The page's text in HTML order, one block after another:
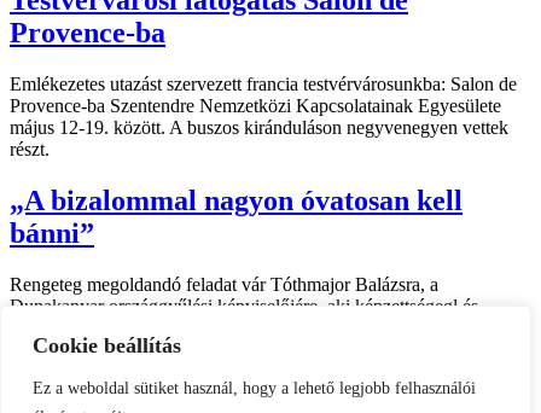
Cookie beállítás
Ez a weboldal sütiket használ, hogy a lehető legjobb felhasználói
Provence-ba
Emlékezetes utazást szervezett francia testvérvárosunkba: Salon de
Provence-ba Szentendre Nemzetközi Kapcsolatainak Egyesülete
május 12-19. között. A buszos kiránduláson negyvenegyen vettek
részt.
„A bizalommal nagyon óvatosan kell
bánni”
Rengeteg megoldandó feladat vár Tóthmajor Balázsra, a
Dunakanyar országgyűlési képviselőjére, aki képzettségegl és
Kapcsolat